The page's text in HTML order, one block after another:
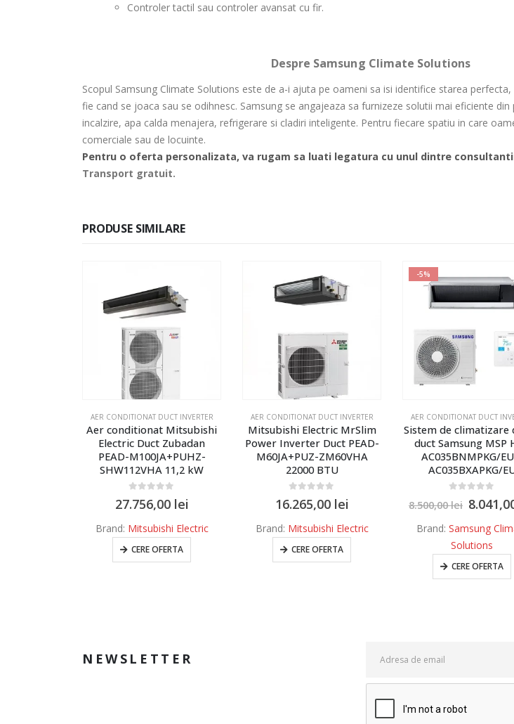
Controler tactil sau controler avansat cu fir.
Despre Samsung Climate Solutions
Scopul Samsung Climate Solutions este de a-i ajuta pe oameni sa isi identifice starea
fie cand se joaca sau se odihnesc. Samsung se angajeaza sa furnizeze solutii mai eficiente
incalzire, apa calda menajera, refrigerare si cladiri inteligente. Pentru fiecare spatiu in care
comerciale sau de locuinte.
Pentru o oferta personalizata, va rugam sa luati legatura cu unul dintre
Transport gratuit.
PRODUSE SIMILARE
AER CONDITIONAT DUCT INVERTER
Aer conditionat Mitsubishi
Electric Duct Zubadan
PEAD-M100JA+PUHZ-
SHW112VHA 11,2 kW
27.756,00 lei
Brand: Mitsubishi Electric
CERE OFERTA
AER CONDITIONAT DUCT INVERTER
Mitsubishi Electric MrSlim
Power Inverter Duct PEAD-
M60JA+PUZ-ZM60VHA
22000 BTU
16.265,00 lei
Brand: Mitsubishi Electric
CERE OFERTA
-5%
AER CONDITIONAT DUCT
Sistem de climatizare
duct Samsung MSP
AC035BNMPKG/
AC035BXAPKG/
8.500,00lei
Brand: Samsung
Solutions
CERE OFERTA
NEWSLETTER